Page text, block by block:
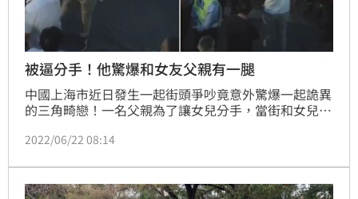
被逼分手！他驚爆和女友父親有一腿
中國上海市近日發生一起街頭爭吵竟意外驚爆一起詭異
的三角畸戀！一名父親為了讓女兒分手，當街和女兒的
親的護女心切情節，誰料女兒男友卻爆出「你要我搓你
係，讓圍觀民眾震驚傻眼。
2022/06/22 08:14